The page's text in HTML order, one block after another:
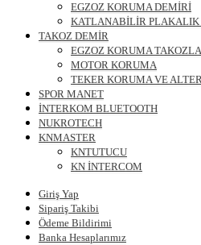
EGZOZ KORUMA DEMİRİ
KATLANABİLİR PLAKALIK
TAKOZ DEMİR
EGZOZ KORUMA
MOTOR KORUMA
TEKER KORUMA VE
SPOR MANET
İNTERKOM BLUETOOTH
NUKROTECH
KNMASTER
KNTUTUCU
KN İNTERCOM
Giriş Yap
Sipariş Takibi
Ödeme Bildirimi
Banka Hesaplarımız